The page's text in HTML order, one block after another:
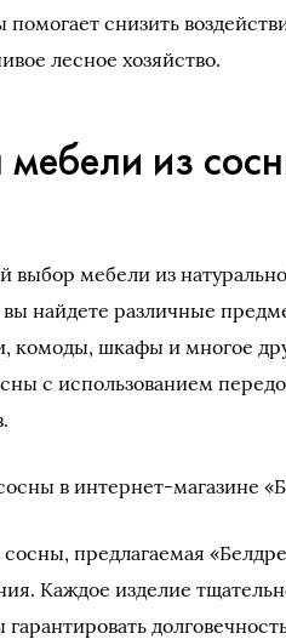
помогает снизить
лесное хозяйство.
из
выбор мебели из
вы найдете различные
комоды, шкафы и многое
с использованием
в интернет-магазине
предлагаемая
Каждое изделие